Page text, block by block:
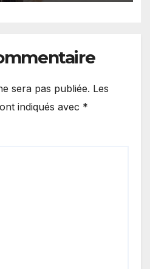
sera pas publiée. Les
indiqués avec *